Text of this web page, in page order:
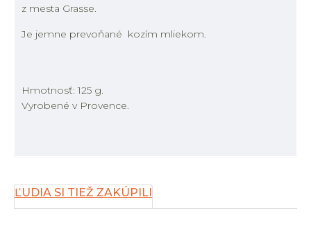
z mesta Grasse.
Je jemne prevoňané kozím mliekom.
Hmotnosť: 125 g.
Vyrobené v Provence.
ĽUDIA SI TIEŽ ZAKÚPILI